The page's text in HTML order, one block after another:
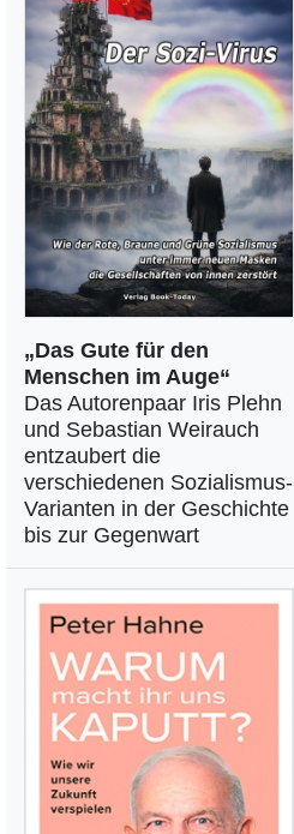
„Das Gute für den
Menschen im Auge“
Das Autorenpaar Iris Plehn
und Sebastian Weirauch
entzaubert die
verschiedenen Sozialismus-
Varianten in der Geschichte
bis zur Gegenwart